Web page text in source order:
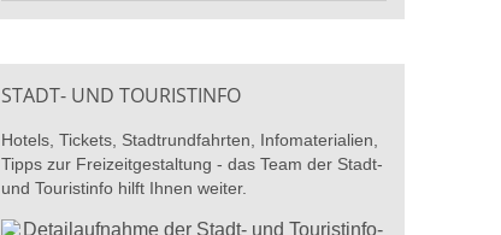
STADT- UND TOURISTINFO
Hotels, Tickets, Stadtrundfahrten, Infomaterialien,
Tipps zur Freizeitgestaltung - das Team der Stadt-
und Touristinfo hilft Ihnen weiter.